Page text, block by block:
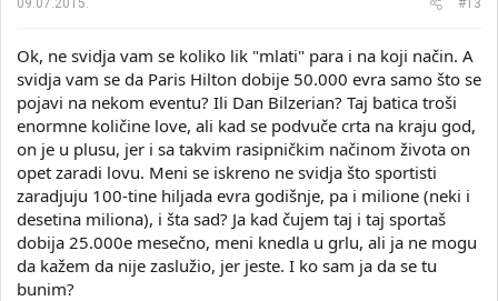
Ok, ne svidja vam se koliko lik "mlati" para i na koji način. A
svidja vam se da Paris Hilton dobije 50.000 evra samo što se
pojavi na nekom eventu? Ili Dan Bilzerian? Taj batica troši
enormne količine love, ali kad se podvuče crta na kraju god,
on je u plusu, jer i sa takvim rasipničkim načinom života on
opet zaradi lovu. Meni se iskreno ne svidja što sportisti
zaradjuju 100-tine hiljada evra godišnje, pa i milione (neki i
desetina miliona), i šta sad? Ja kad čujem taj i taj sportaš
dobija 25.000e mesečno, meni knedla u grlu, ali ja ne mogu
da kažem da nije zaslužio, jer jeste. I ko sam ja da se tu
bunim?